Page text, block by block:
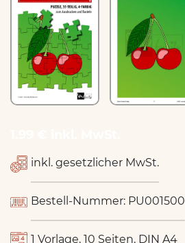
inkl. gesetzlicher MwSt.
Bestell-Nummer: PU001500
1 Vorlage, 10 Seiten, DIN A4